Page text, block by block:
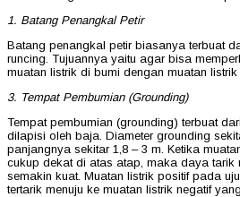
1. Batang Penangkal Petir
Batang penangkal petir biasanya terbuat
runcing. Tujuannya yaitu agar bisa
muatan listrik di bumi dengan muatan
3. Tempat Pembumian (Grounding)
Tempat pembumian (grounding) terbuat
dilapisi oleh baja. Diameter grounding
panjangnya sekitar 1,8 – 3 m. Ketika
cukup dekat di atas atap, maka daya tarik
semakin kuat. Muatan listrik positif pada
tertarik menuju ke muatan listrik negatif